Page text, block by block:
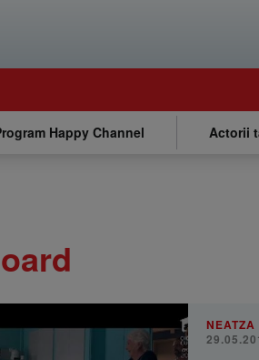
Happy Channel Actorii